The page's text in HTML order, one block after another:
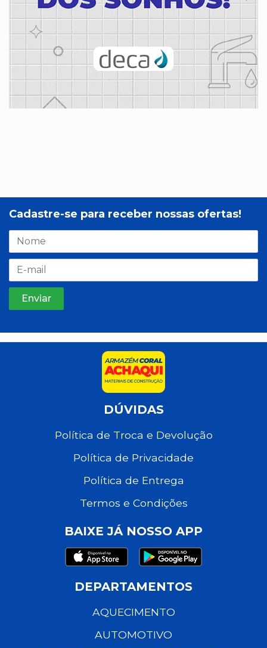
Cadastre-se para receber nossas ofertas!
DÚVIDAS
Política de Troca e Devolução
Política de Privacidade
Política de Entrega
Termos e Condições
BAIXE JÁ NOSSO APP
DEPARTAMENTOS
AQUECIMENTO
AUTOMOTIVO